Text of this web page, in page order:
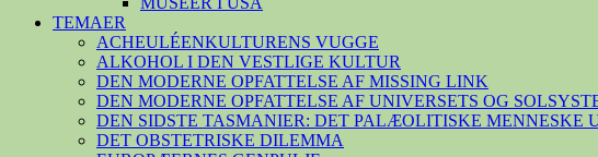
TEMAER
ACHEULÉENKULTURENS VUGGE
ALKOHOL I DEN VESTLIGE KULTUR
DEN MODERNE OPFATTELSE AF MISSING LINK
DEN MODERNE OPFATTELSE AF UNIVERSETS OG
DEN SIDSTE TASMANIER: DET PALÆOLITISKE MENNESKE
DET OBSTETRISKE DILEMMA